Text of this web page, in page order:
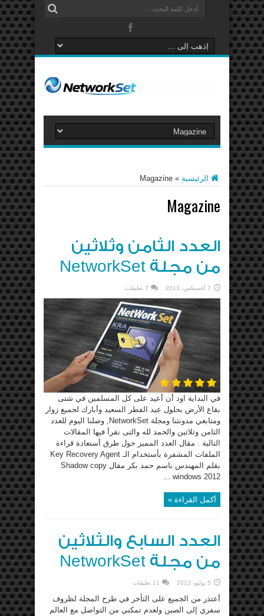
الرئيسية »
Magazine
Magazine
العدد الثامن وثلاثين
من مجلة NetworkSet
7 أغسطس، 2013 7 تعليقات
في البداية اود أن أعيد على كل المسلمين في شتى
بقاع الأرض بحلول عيد الفطر السعيد وأبارك لجميع زوار
ومتابعي مدونتنا ومجلة NetworkSet, وصلنا اليوم للعدد
الثامن وثلاثين والحمد لله والتى نقرأ فيها المقالات
التالية . مقال العدد المميز حول طرق أستعادة قراءة
الملفات المشفرة بأستخدام الـ Key Recovery Agent
بقلم المهندس باسم حمد بكر مقال Shadow copy
windows 2012 ...
أكمل القراءة »
العدد السابع والثلاثين
من مجلة NetworkSet
5 يوليو، 2013 11 تعليقات
أعتذر من الجميع على التأخر في طرح المجلة لظروف
سفري إلى الصين ولعدم تمكني من التواصل مع العالم